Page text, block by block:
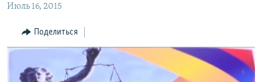
Перейти
поиску
РЕГИОН
НАГОРНЫЙ КАРАБАХ
КУЛЬТУРА
СПОРТ
Июль 16, 2015
Поделиться